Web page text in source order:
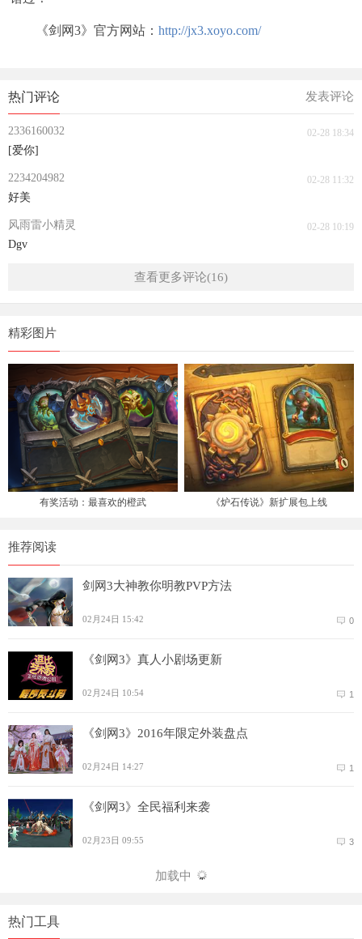
《剑网3》官方网站： http://jx3.xoyo.com/
热门评论 发表评论
2336160032 02-28 18:34
[爱你]
2234204982 02-28 11:32
好美
风雨雷小精灵 02-28 10:19
Dgv
查看更多评论(16)
精彩图片
有奖活动：最喜欢的橙武 《炉石传说》新扩展包上线
推荐阅读
剑网3大神教你明教PVP方法
02月24日 15:42 0
《剑网3》真人小剧场更新
02月24日 10:54 1
《剑网3》2016年限定外装盘点
02月24日 14:27 1
《剑网3》全民福利来袭
02月23日 09:55 3
加载中
热门工具